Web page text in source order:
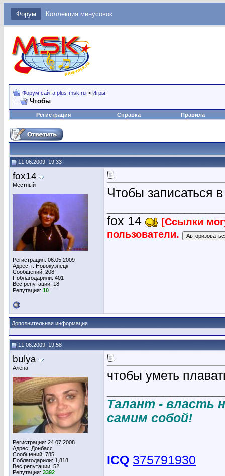
Форум Коллекция минусовок
Форум сайта plus-msk.ru > Игры
Чтобы
Регистрация Справка Правила
11.06.2009, 19:33
fox14
Местный
Регистрация: 06.05.2009
Адрес: г. Новокузнецк
Сообщений: 208
Поблагодарили: 401
Вес репутации: 18
Репутация: 10
Чтобы записаться
fox 14
[Ссылки
пользователи.
Дополнительная информация
11.06.2009, 19:58
bulya
Алёна
Регистрация: 24.07.2008
Адрес: Донбасс
Сообщений: 785
Поблагодарили: 1,818
Вес репутации: 52
Репутация: 3392
чтобы уметь
Талант - власть
самим собой!
ICQ 375791930